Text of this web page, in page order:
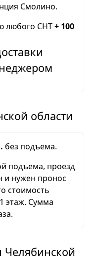
Смолино.
любого СНТ+ 100
области
без подъема.
подъема, проезд
и нужен пронос
стоимость
этаж. Сумма
Челябинской